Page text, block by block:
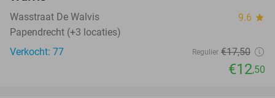
Wasstraat De Walvis 9.6 star
Papendrecht (+3 locaties)
Verkocht: 77
Regulier €17,50
€12,50